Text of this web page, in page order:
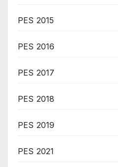
PES 2015
PES 2016
PES 2017
PES 2018
PES 2019
PES 2021